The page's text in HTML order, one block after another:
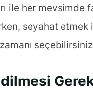
ile her
seyahat